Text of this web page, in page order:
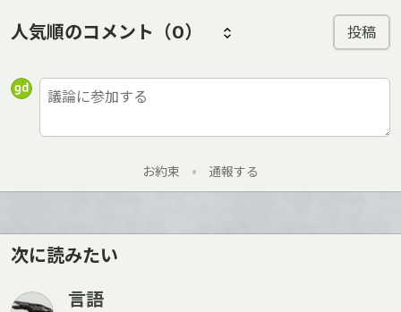
人気順のコメント （0） 投稿
お約束 • 通報する
次に読みたい
言語